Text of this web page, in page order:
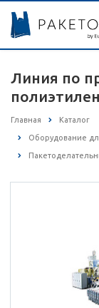
Линия по
Главная Каталог
Оборудование